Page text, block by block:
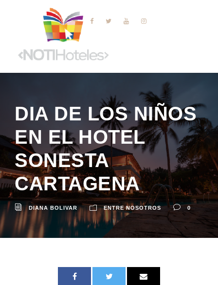
DIA DE LOS NIÑOS
EN EL HOTEL
SONESTA
CARTAGENA
DIANA BOLIVAR ENTRE NOSOTROS 0